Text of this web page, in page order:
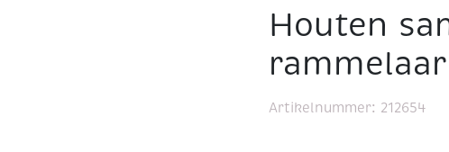
Houten sambabal / rammelaar 13 x 5 cmHouten
Artikelnummer: 212654